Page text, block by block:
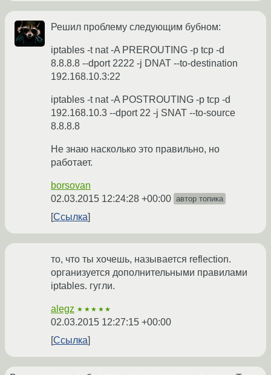
Решил проблему следующим бубном:
iptables -t nat -A PREROUTING -p tcp -d
8.8.8.8 --dport 2222 -j DNAT --to-destination
192.168.10.3:22
iptables -t nat -A POSTROUTING -p tcp -d
192.168.10.3 --dport 22 -j SNAT --to-source
8.8.8.8
Не знаю насколько это правильно, но
работает.
borsovan
02.03.2015 12:24:28 +00:00 автор топика
Ссылка
то, что ты хочешь, называется reflection.
организуется дополнительными правилами
iptables. гугли.
alegz ★★★★★
02.03.2015 12:27:15 +00:00
Ссылка